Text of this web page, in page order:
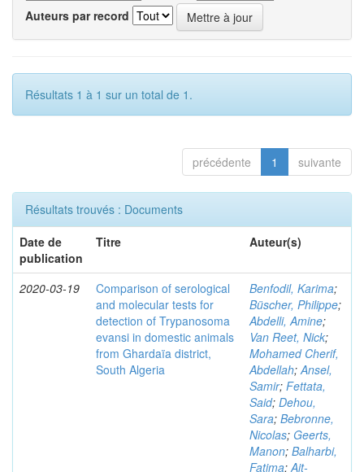
Auteurs par record
Résultats 1 à 1 sur un total de 1.
précédente 1 suivante
Résultats trouvés : Documents
Date de
publication
Titre Auteur(s)
2020-03-19
Comparison of serological
and molecular tests for
detection of Trypanosoma
evansi in domestic animals
from Ghardaïa district,
South Algeria
Benfodil, Karima;
Büscher, Philippe;
Abdelli, Amine;
Van Reet, Nick;
Mohamed Cherif,
Abdellah;Ansel,
Samir; Fettata,
Said; Dehou,
Sara; Bebronne,
Nicolas; Geerts,
Manon; Balharbi,
Fatima;Ait-